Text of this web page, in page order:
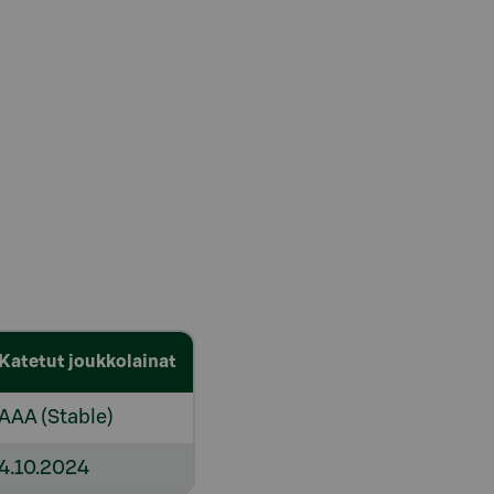
joukkolainat
(Stable)